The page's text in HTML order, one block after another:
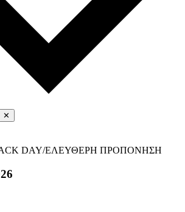
✕
DAY/ΕΛΕΥΘΕΡΗ ΠΡΟΠΟΝΗΣΗ